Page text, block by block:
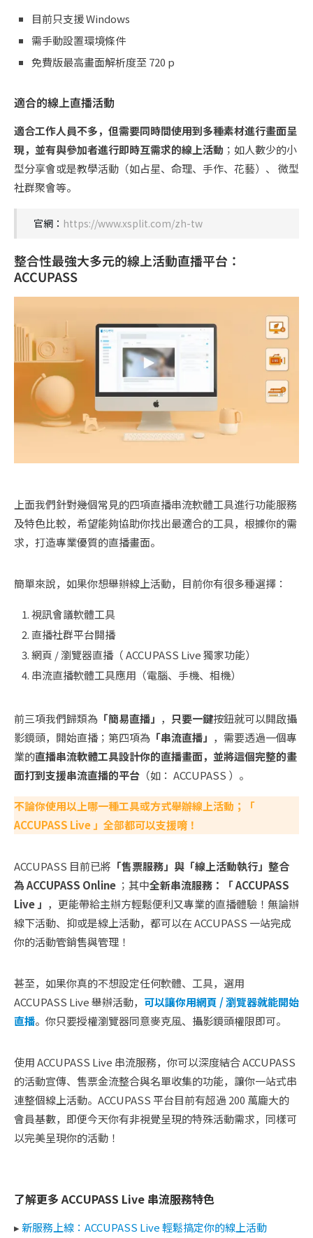
目前只支援 Windows
需手動設置環境條件
免費版最高畫面解析度至 720 p
適合的線上直播活動
適合工作人員不多，但需要同時間使用到多種素材進行畫面呈
現，並有與參加者進行即時互需求的線上活動 ；如人數少的小
型分享會或是教學活動（如占星、命理、手作、花藝）、 微型
社群聚會等。
官網： https://www.xsplit.com/zh-tw
整合性最強大多元的線上活動直播平台：
ACCUPASS
上面我們針對幾個常見的四項直播串流軟體工具進行功能服務
及特色比較，希望能夠協助你找出最適合的工具，根據你的需
求，打造專業優質的直播畫面。
簡單來說，如果你想舉辦線上活動，目前你有很多種選擇：
視訊會議軟體工具
直播社群平台開播
網頁 / 瀏覽器直播（ ACCUPASS Live 獨家功能）
串流直播軟體工具應用（電腦、手機、相機）
前三項我們歸類為 「簡易直播」 ， 只要一鍵按鈕就可以開啟攝
影鏡頭，開始直播；第四項為 「串流直播」 ，需要透過一個專
業的直播串流軟體工具設計你的直播畫面，並將這個完整的畫
面打到支援串流直播的平台 （如： ACCUPASS ）。
不論你使用以上哪一種工具或方式舉辦線上活動；「
ACCUPASS Live 」全部都可以支援唷！
ACCUPASS 目前已將 「售票服務」與「線上活動執行」整合
為 ACCUPASS Online ；其中全新串流服務：「 ACCUPASS
Live 」 ，更能帶給主辦方輕鬆便利又專業的直播體驗！無論辦
線下活動、抑或是線上活動，都可以在 ACCUPASS 一站完成
你的活動管銷售與管理！
甚至，如果你真的不想設定任何軟體、工具，選用
ACCUPASS Live 舉辦活動， 可以讓你用網頁 / 瀏覽器就能開始
直播。你只要授權瀏覽器同意麥克風、攝影鏡頭權限即可。
使用 ACCUPASS Live 串流服務，你可以深度結合 ACCUPASS
的活動宣傳、售票金流整合與名單收集的功能，讓你一站式串
連整個線上活動。ACCUPASS 平台目前有超過 200 萬龐大的
會員基數，即便今天你有非視覺呈現的特殊活動需求，同樣可
以完美呈現你的活動！
了解更多 ACCUPASS Live 串流服務特色
▸ 新服務上線：ACCUPASS Live 輕鬆搞定你的線上活動